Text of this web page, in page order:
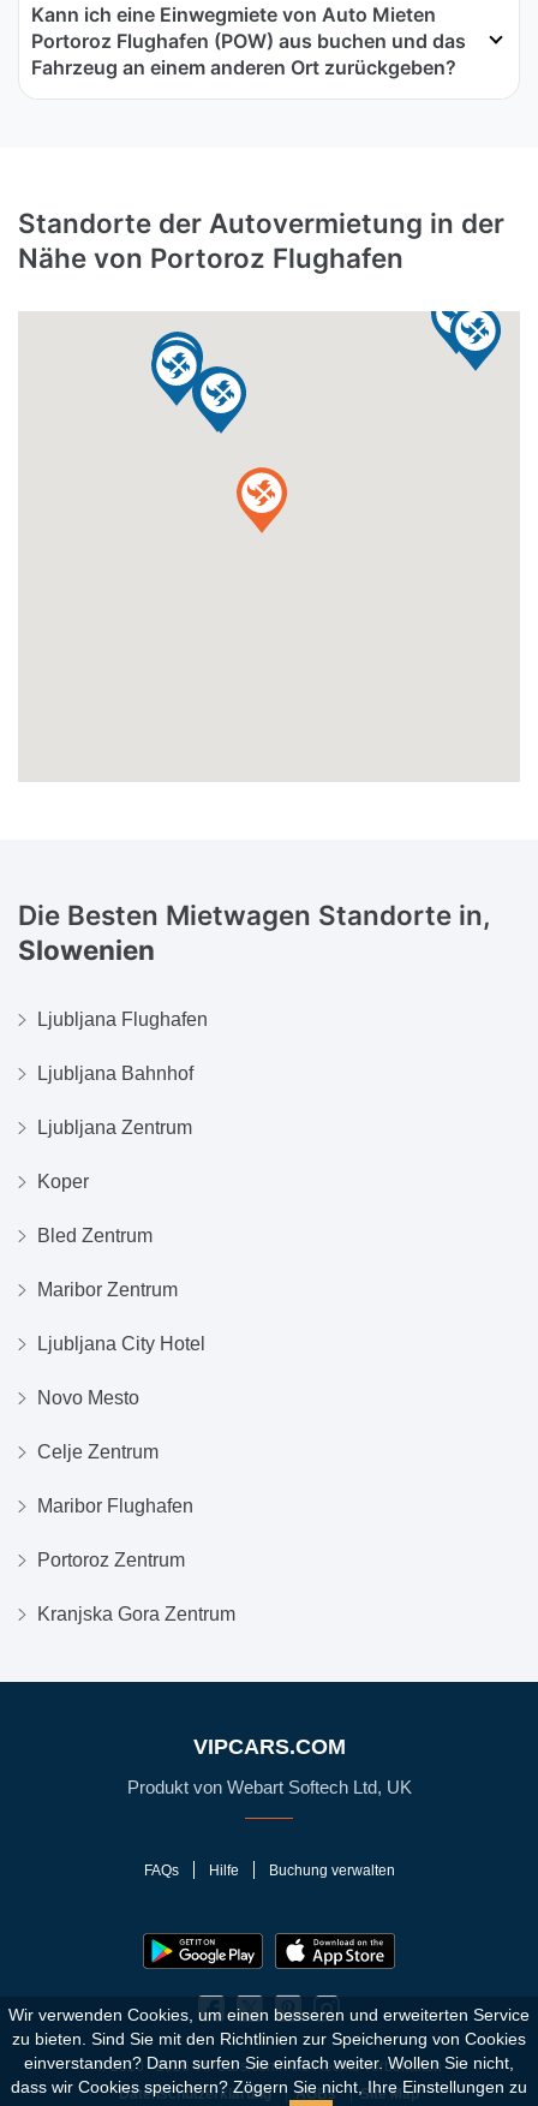
Kann ich eine Einwegmiete von Auto Mieten
Portoroz Flughafen (POW) aus buchen und das
Fahrzeug an einem anderen Ort zurückgeben?
Standorte der Autovermietung in der
Nähe von Portoroz Flughafen
Die Besten Mietwagen Standorte in,
Slowenien
Ljubljana Flughafen
Ljubljana Bahnhof
Ljubljana Zentrum
Koper
Bled Zentrum
Maribor Zentrum
Ljubljana City Hotel
Novo Mesto
Celje Zentrum
Maribor Flughafen
Portoroz Zentrum
Kranjska Gora Zentrum
VIPCARS.COM
Produkt von Webart Softech Ltd, UK
FAQs Hilfe Buchung verwalten
Datenschutzerklärung AGBs Site Map
© 2010 - 2026 VIPCars.com. Alle Rechte vorbehalten
Wir verwenden Cookies, um einen besseren und erweiterten Service
zu bieten. Sind Sie mit den Richtlinien zur Speicherung von Cookies
einverstanden? Dann surfen Sie einfach weiter. Wollen Sie nicht,
dass wir Cookies speichern? Zögern Sie nicht, Ihre Einstellungen zu